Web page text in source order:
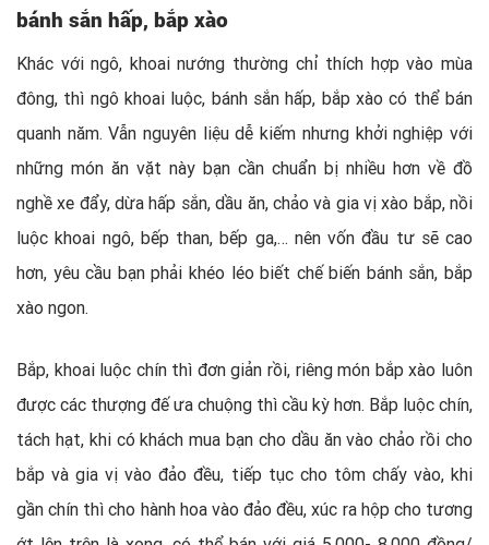
bánh sắn hấp, bắp xào
Khác với ngô, khoai nướng thường chỉ thích hợp vào mùa
đông, thì ngô khoai luộc, bánh sắn hấp, bắp xào có thể bán
quanh năm. Vẫn nguyên liệu dễ kiếm nhưng khởi nghiệp với
những món ăn vặt này bạn cần chuẩn bị nhiều hơn về đồ
nghề xe đẩy, dừa hấp sắn, dầu ăn, chảo và gia vị xào bắp, nồi
luộc khoai ngô, bếp than, bếp ga,… nên vốn đầu tư sẽ cao
hơn, yêu cầu bạn phải khéo léo biết chế biến bánh sắn, bắp
xào ngon.
Bắp, khoai luộc chín thì đơn giản rồi, riêng món bắp xào luôn
được các thượng đế ưa chuộng thì cầu kỳ hơn. Bắp luộc chín,
tách hạt, khi có khách mua bạn cho dầu ăn vào chảo rồi cho
bắp và gia vị vào đảo đều, tiếp tục cho tôm chấy vào, khi
gần chín thì cho hành hoa vào đảo đều, xúc ra hộp cho tương